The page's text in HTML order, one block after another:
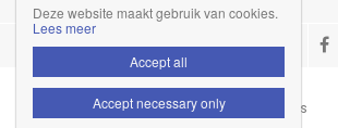
Disclaimer Privacybeleid
Website door Livalos
Deze website maakt gebruik van cookies.
Lees meer
Accept all
Accept necessary only